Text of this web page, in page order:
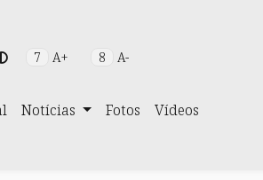
7 A+ 8 A-
Notícias Fotos Vídeos